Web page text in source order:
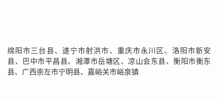
绵阳市三台县、遂宁市射洪市、重庆市永川区、洛阳市新安
县、巴中市平昌县、湘潭市岳塘区、凉山会东县、衡阳市衡东
县、广西崇左市宁明县、嘉峪关市峪泉镇